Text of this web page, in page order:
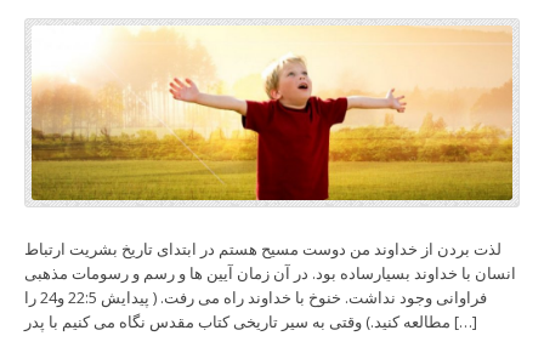
لذت بردن از خداوند من دوست مسیح هستم در ابتدای تاریخ بشریت ارتباط
انسان با خداوند بسیارساده بود. در آن زمان آیین ها و رسم و رسومات مذهبی
فراوانی وجود نداشت. خنوخ با خداوند راه می رفت. ( پیدایش 22:5 و24 را
مطالعه کنید.) وقتی به سیر تاریخی کتاب مقدس نگاه می کنیم با پدر […]